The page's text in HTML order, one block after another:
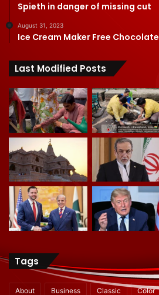
Spieth in danger of missing cut
August 31, 2023
Ice Cream Maker Free Chocolate
Last Modified Posts
Tags
About Business Classic Color